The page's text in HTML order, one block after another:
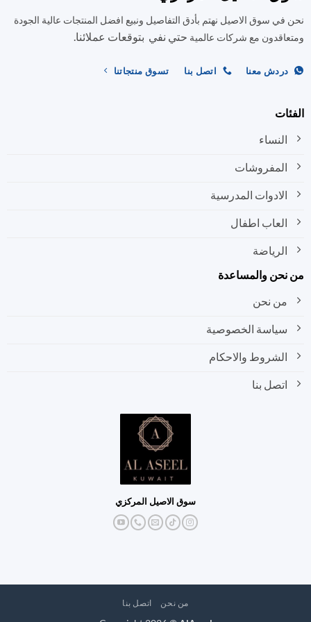
يمكن
اختيار
على
يمكن
اختيار
سوق الاصيل نهتم بأدق التفاصيل ونبيع افضل المنتجات عالية الجودة
مع شركات عالميةحتي نفي بتوقعات عملائنا.
دردش معنا اتصل بنا تسوق منتجاتنا
النساء
المفروشات
الادوات المدرسية
العاب اطفال
الرياضة
والمساعدة
من نحن
سياسة الخصوصية
الشروط والاحكام
اتصل بنا
سوق الاصيل المركزي
من نحن اتصل بنا